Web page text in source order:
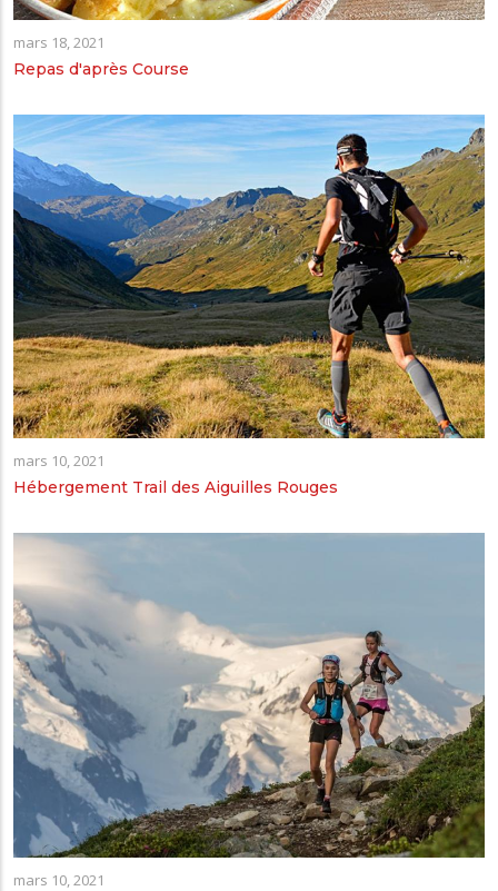
mars 18, 2021
Repas d'après Course
mars 10, 2021
Hébergement Trail des Aiguilles Rouges
mars 10, 2021